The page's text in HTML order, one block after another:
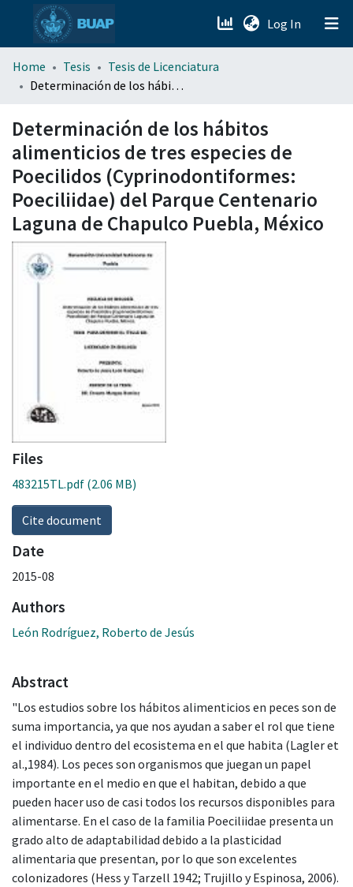
Log In (current)
menu.section.about_menu
Home Tesis
Tesis de Licenciatura
Determinación de los hábitos alimenticios de tres especies de Poecilidos (Cyprinodontiformes: Poeciliidae) del Parque Centenario Laguna de Chapulco Puebla, México
Determinación de los hábitos
alimenticios de tres especies de
Poecilidos (Cyprinodontiformes:
Poeciliidae) del Parque Centenario
Laguna de Chapulco Puebla, México
Files
483215TL.pdf (2.06 MB)
Cite document
Date
2015-08
Authors
León Rodríguez, Roberto de Jesús
Abstract
"Los estudios sobre los hábitos alimenticios en peces son de
suma importancia, ya que nos ayudan a saber el rol que tiene
el individuo dentro del ecosistema en el que habita (Lagler et
al.,1984). Los peces son organismos que juegan un papel
importante en el medio en que el habitan, debido a que
pueden hacer uso de casi todos los recursos disponibles para
alimentarse. En el caso de la familia Poeciliidae presenta un
grado alto de adaptabilidad debido a la plasticidad
alimentaria que presentan, por lo que son excelentes
colonizadores (Hess y Tarzell 1942; Trujillo y Espinosa, 2006).